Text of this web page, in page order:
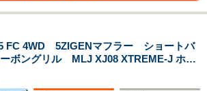
FC 4WD 5ZIGENマフラー ショートバ
ボングリル MLJ XJ08 XTREME-J ホイ
ート ディスプレイオーディオ
ンプ 前後ドライブレコーダー